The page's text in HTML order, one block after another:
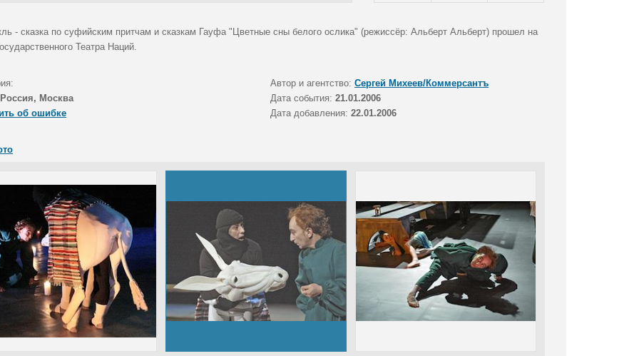
- сказка по суфийским притчам и сказкам Гауфа "Цветные сны белого ослика" (режиссёр: Альберт Альберт) прошел на
Театра Наций.
Автор и агентство: Сергей Михеев/Коммерсантъ
Россия, Москва Дата события: 21.01.2006
об ошибке
Дата добавления: 22.01.2006